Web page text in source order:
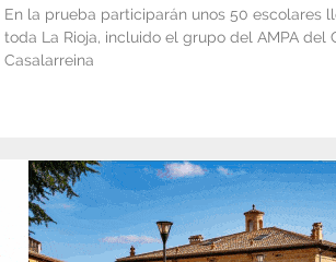
En la prueba participarán unos 50 escolares
toda La Rioja, incluido el grupo del AMPA del
Casalarreina